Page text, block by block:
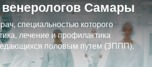
Самары
специальностью которого
лечение и профилактика
половым путем (ЗППП).